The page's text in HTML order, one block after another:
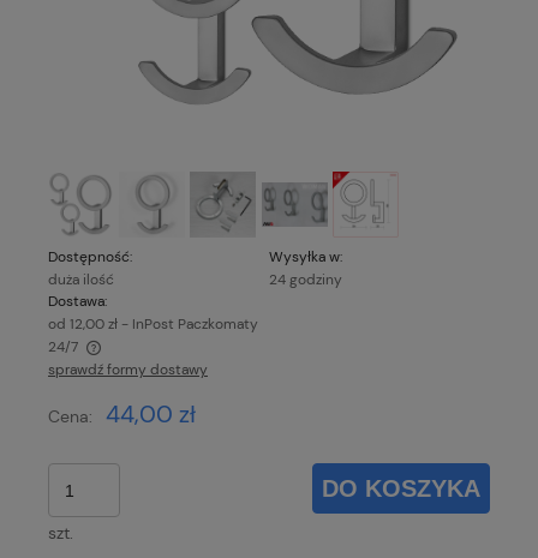
Dostępność:
duża ilość
Wysyłka w:
24 godziny
Dostawa:
od 12,00 zł - InPost Paczkomaty
24/7
Cena nie zawiera ewentualnych kosztów płatności
sprawdź formy dostawy
Cena: 44,00 zł
szt.
DO KOSZYKA